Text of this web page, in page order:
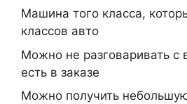
Машина того класса,
классов авто
Можно не разговаривать с
есть в заказе
Можно получить